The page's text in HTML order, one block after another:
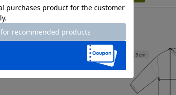
Width 53.5cm